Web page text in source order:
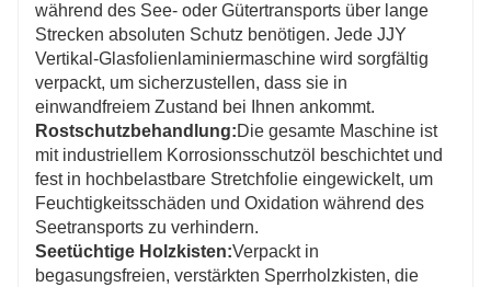
während des See- oder Gütertransports über lange
Strecken absoluten Schutz benötigen. Jede JJY
Vertikal-Glasfolienlaminiermaschine wird sorgfältig
verpackt, um sicherzustellen, dass sie in
einwandfreiem Zustand bei Ihnen ankommt.
Rostschutzbehandlung:Die gesamte Maschine ist
mit industriellem Korrosionsschutzöl beschichtet und
fest in hochbelastbare Stretchfolie eingewickelt, um
Feuchtigkeitsschäden und Oxidation während des
Seetransports zu verhindern.
Seetüchtige Holzkisten:Verpackt in
begasungsfreien, verstärkten Sperrholzkisten, die